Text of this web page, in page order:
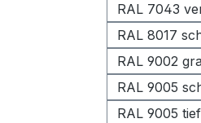
RAL 7043
RAL 8017
RAL 9002
RAL 9005
RAL 9005